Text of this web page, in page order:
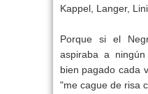
Kappel, Langer,
Porque si el
aspiraba a
bien pagado cada
"me cague de risa